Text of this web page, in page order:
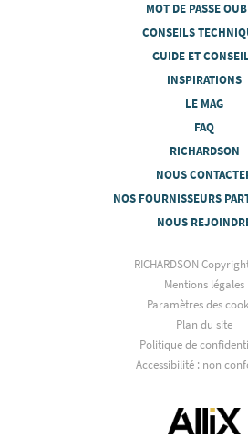
MOT DE PASSE
CONSEILS
GUIDE ET
INSPIRATIONS
LE MAG
FAQ
RICHARDSON
NOUS
NOS FOURNISSEURS
NOUS
RICHARDSON
Mentions légales
Paramètres des
Plan du site
Politique de
Accessibilité : non